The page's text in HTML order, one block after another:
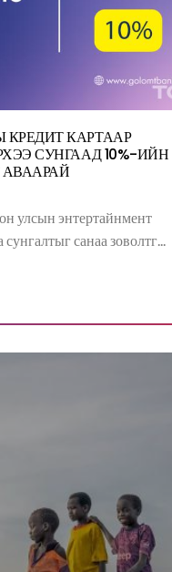
КАРТААР
СУНГААД 10%-ИЙН
улсын энтертайнмент
санаа зоволтг...